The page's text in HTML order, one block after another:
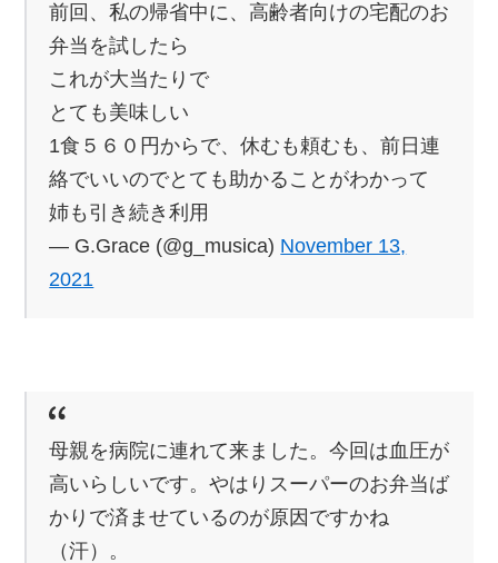
前回、私の帰省中に、高齢者向けの宅配のお
弁当を試したら
これが大当たりで
とても美味しい
1食５６０円からで、休むも頼むも、前日連
絡でいいのでとても助かることがわかって
姉も引き続き利用
— G.Grace (@g_musica) November 13,
2021
母親を病院に連れて来ました。今回は血圧が
高いらしいです。やはりスーパーのお弁当ば
かりで済ませているのが原因ですかね
（汗）。